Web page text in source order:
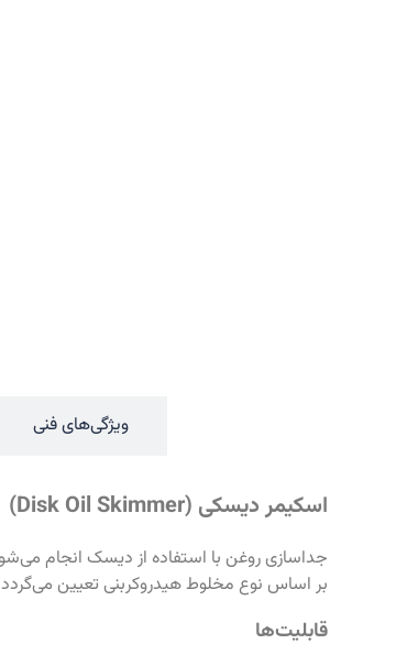
ویژگی‌های فنی
اسکیمر دیسکی (Disk Oil Skimmer)
جداسازی روغن با استفاده از دیسک انجام
بر اساس نوع مخلوط هیدروکربنی تعیین می‌گردد
قابلیت‌ها